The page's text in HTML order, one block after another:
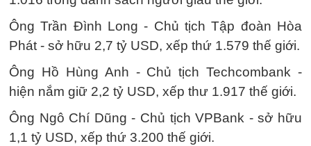
Ông Trần Đình Long - Chủ tịch Tập đoàn Hòa
Phát - sở hữu 2,7 tỷ USD, xếp thứ 1.579 thế giới.
Ông Hồ Hùng Anh - Chủ tịch Techcombank -
hiện nắm giữ 2,2 tỷ USD, xếp thư 1.917 thế giới.
Ông Ngô Chí Dũng - Chủ tịch VPBank - sở hữu
1,1 tỷ USD, xếp thứ 3.200 thế giới.